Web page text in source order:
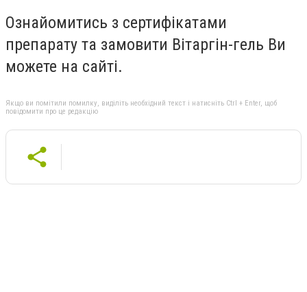
Ознайомитись з сертифікатами
препарату та замовити Вітаргін-гель Ви
можете на сайті.
Якщо ви помітили помилку, виділіть необхідний текст і натисніть Ctrl + Enter, щоб
повідомити про це редакцію